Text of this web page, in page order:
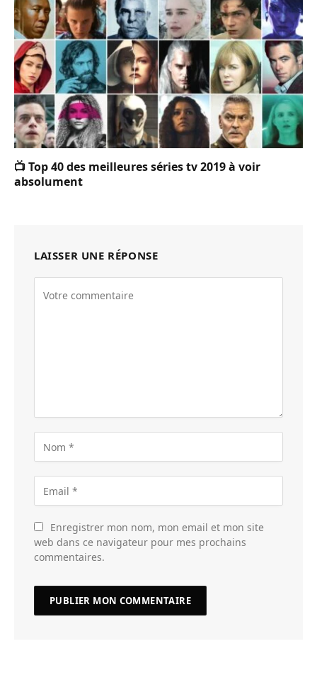
📺 Top 40 des meilleures séries tv 2019 à voir
absolument
LAISSER UNE RÉPONSE
Enregistrer mon nom, mon email et mon site
web dans ce navigateur pour mes prochains
commentaires.